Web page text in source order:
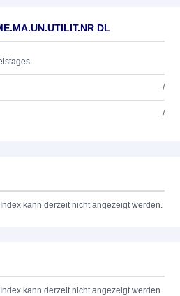
DL
/
/
kann derzeit nicht angezeigt werden.
kann derzeit nicht angezeigt werden.